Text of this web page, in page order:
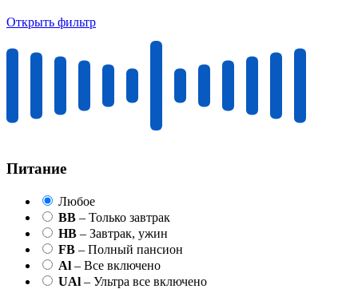
Открыть фильтр
Питание
Любое
BB – Только завтрак
HB – Завтрак, ужин
FB – Полный пансион
Al – Все включено
UAl – Ультра все включено